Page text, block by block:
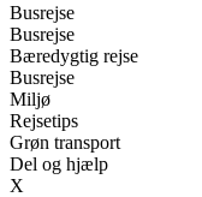
Busrejse
Busrejse
Bæredygtig rejse
Busrejse
Miljø
Rejsetips
Grøn transport
Del og hjælp
X